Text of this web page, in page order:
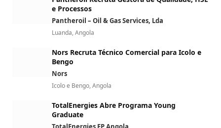
e Processos
Pantheroil – Oil & Gas Services, Lda
Luanda, Angola
Nors Recruta Técnico Comercial para Icolo e
Bengo
Nors
Icolo e Bengo, Angola
TotalEnergies Abre Programa Young
Graduate